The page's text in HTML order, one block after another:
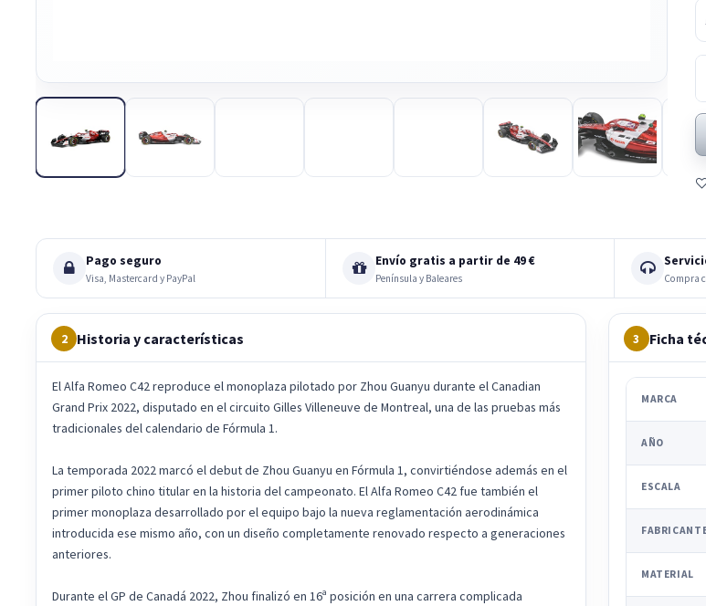
Pago seguro
Visa, Mastercard y PayPal
Envío gratis a partir de 49 €
Península y Baleares Compra
2 Historia y características
El Alfa Romeo C42 reproduce el monoplaza pilotado por Zhou Guanyu durante el Canadian
Grand Prix 2022, disputado en el circuito Gilles Villeneuve de Montreal, una de las pruebas más
tradicionales del calendario de Fórmula 1.
La temporada 2022 marcó el debut de Zhou Guanyu en Fórmula 1, convirtiéndose además en el
primer piloto chino titular en la historia del campeonato. El Alfa Romeo C42 fue también el
primer monoplaza desarrollado por el equipo bajo la nueva reglamentación aerodinámica
introducida ese mismo año, con un diseño completamente renovado respecto a generaciones
anteriores.
Durante el GP de Canadá 2022, Zhou finalizó en 16ª posición en una carrera complicada
3 Ficha
MARCA
AÑO
ESCALA
MATERIAL